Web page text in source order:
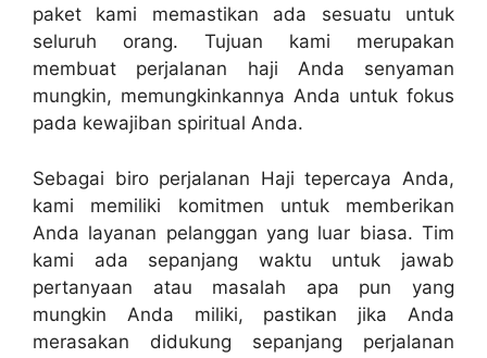
paket kami memastikan ada sesuatu untuk
seluruh orang. Tujuan kami merupakan
membuat perjalanan haji Anda senyaman
mungkin, memungkinkannya Anda untuk fokus
pada kewajiban spiritual Anda.
Sebagai biro perjalanan Haji tepercaya Anda,
kami memiliki komitmen untuk memberikan
Anda layanan pelanggan yang luar biasa. Tim
kami ada sepanjang waktu untuk jawab
pertanyaan atau masalah apa pun yang
mungkin Anda miliki, pastikan jika Anda
merasakan didukung sepanjang perjalanan